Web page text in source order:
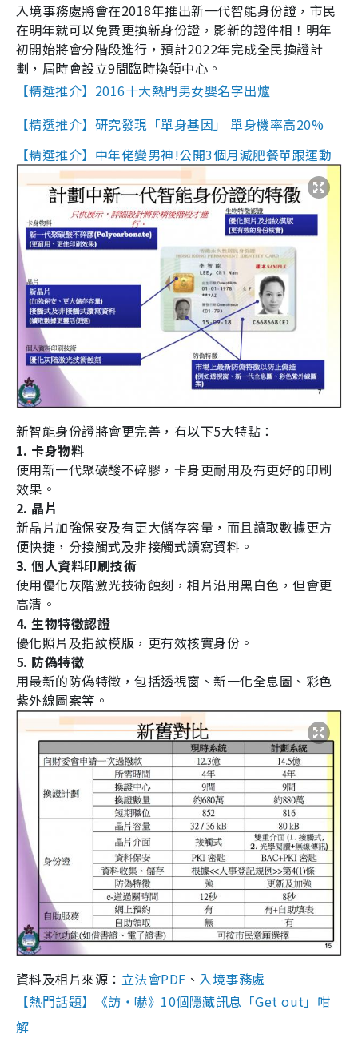
入境事務處將會在2018年推出新一代智能身份證，市民
在明年就可以免費更換新身份證，影新的證件相！明年
初開始將會分階段進行，預計2022年完成全民換證計
劃，屆時會設立9間臨時換領中心。
【精選推介】2016十大熱門男女嬰名字出爐
【精選推介】研究發現「單身基因」 單身機率高20%
【精選推介】中年佬變男神!公開3個月減肥餐單跟運動
新智能身份證將會更完善，有以下5大特點：
1. 卡身物料
使用新一代聚碳酸不碎膠，卡身更耐用及有更好的印刷
效果。
2. 晶片
新晶片加強保安及有更大儲存容量，而且讀取數據更方
便快捷，分接觸式及非接觸式讀寫資料。
3. 個人資料印刷技術
使用優化灰階激光技術蝕刻，相片沿用黑白色，但會更
高清。
4. 生物特徵認證
優化照片及指紋模版，更有效核實身份。
5. 防偽特徵
用最新的防偽特徵，包括透視窗、新一化全息圖、彩色
紫外線圖案等。
資料及相片來源： 立法會PDF 、 入境事務處
【熱門話題】《訪‧嚇》10個隱藏訊息「Get out」咁
解